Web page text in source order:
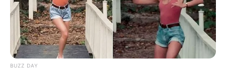
BUZZ DAY